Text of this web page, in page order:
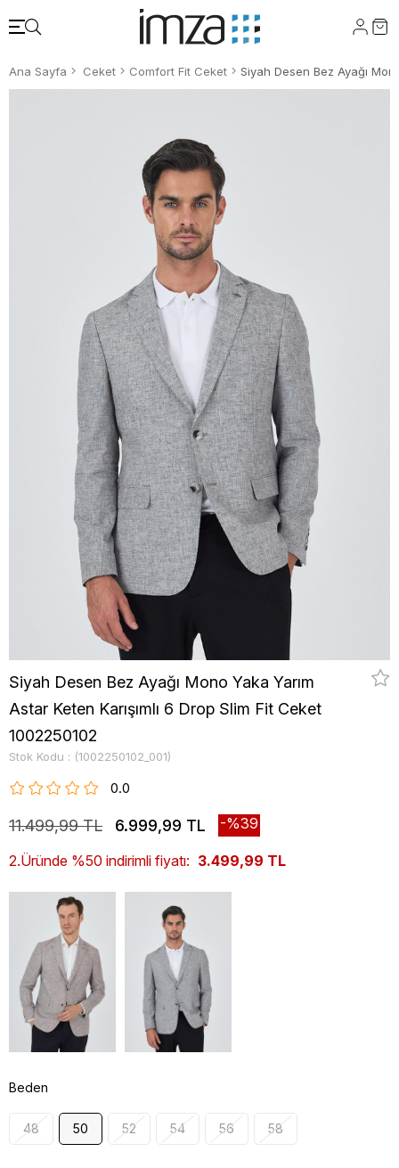
Ana Sayfa Ceket Comfort Fit Ceket
Siyah Desen Bez Ayağı Mono Yaka Yarım
Astar Keten Karışımlı 6 Drop Slim Fit Ceket
1002250102
Stok Kodu (1002250102_001)
0.0
11.499,99 TL 6.999,99 TL 39
2.Üründe %50 indirimli fiyatı: 3.499,99 TL
Beden
48 50 52 54 56 58